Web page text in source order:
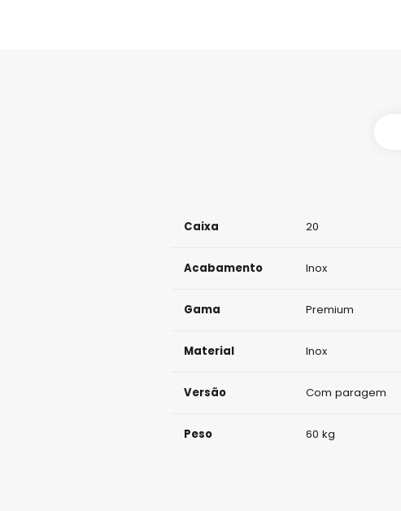
Caixa 20
Acabamento Inox
Gama Premium
Material Inox
Versão Com paragem
Peso 60 kg